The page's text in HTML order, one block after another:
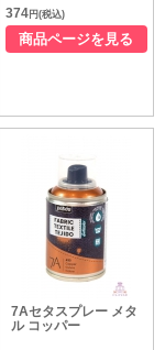
374円(税込)
商品ページを見る
7Aセタスプレー メタ
ル コッパー